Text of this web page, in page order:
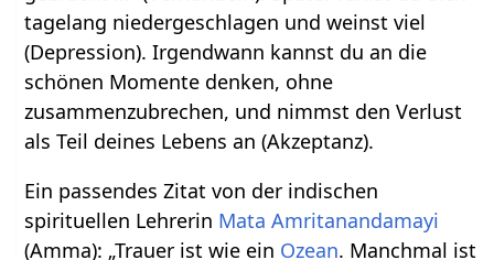
tagelang niedergeschlagen und weinst viel
(Depression). Irgendwann kannst du an die
schönen Momente denken, ohne
zusammenzubrechen, und nimmst den Verlust
als Teil deines Lebens an (Akzeptanz).
Ein passendes Zitat von der indischen
spirituellen Lehrerin Mata Amritanandamayi
(Amma): „Trauer ist wie ein Ozean. Manchmal ist